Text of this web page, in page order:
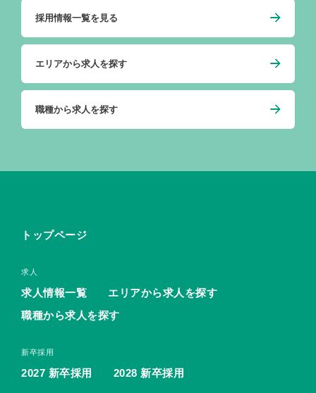
採用情報一覧を見る
エリアから求人を探す
職種から求人を探す
トップページ
求人
求人情報一覧
エリアから求人を探す
職種から求人を探す
新卒採用
2027 新卒採用 2028 新卒採用